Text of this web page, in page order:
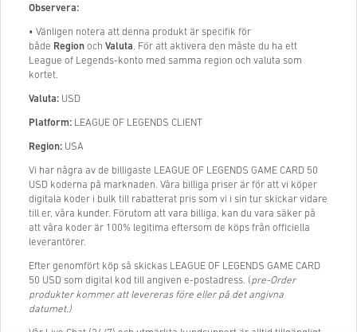
Observera:
• Vänligen notera att denna produkt är specifik för
både Region och Valuta. För att aktivera den måste du ha ett
League of Legends-konto med samma region och valuta som
kortet.
Valuta: USD
Platform: LEAGUE OF LEGENDS CLIENT
Region: USA
Vi har några av de billigaste LEAGUE OF LEGENDS GAME CARD 50
USD koderna på marknaden. Våra billiga priser är för att vi köper
digitala koder i bulk till rabatterat pris som vi i sin tur skickar vidare
till er, våra kunder. Förutom att vara billiga, kan du vara säker på
att våra koder är 100% legitima eftersom de köps från officiella
leverantörer.
Efter genomfört köp så skickas LEAGUE OF LEGENDS GAME CARD
50 USD som digital kod till angiven e-postadress. (pre-Order
produkter kommer att levereras före eller på det angivna
datumet.)